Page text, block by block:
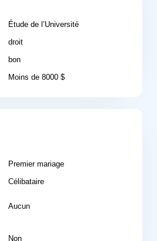
Étude de l’Université
droit
bon
Moins de 8000 $
Premier mariage
Célibataire
Aucun